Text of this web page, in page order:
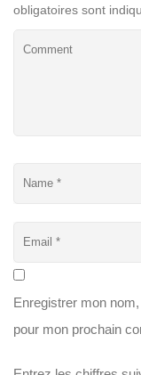
obligatoires sont
Enregistrer mon
pour mon prochain